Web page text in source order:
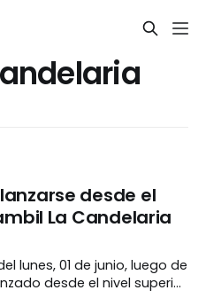
desde el
La Candelaria
lunes, 01 de junio, luego de
desde el nivel superior